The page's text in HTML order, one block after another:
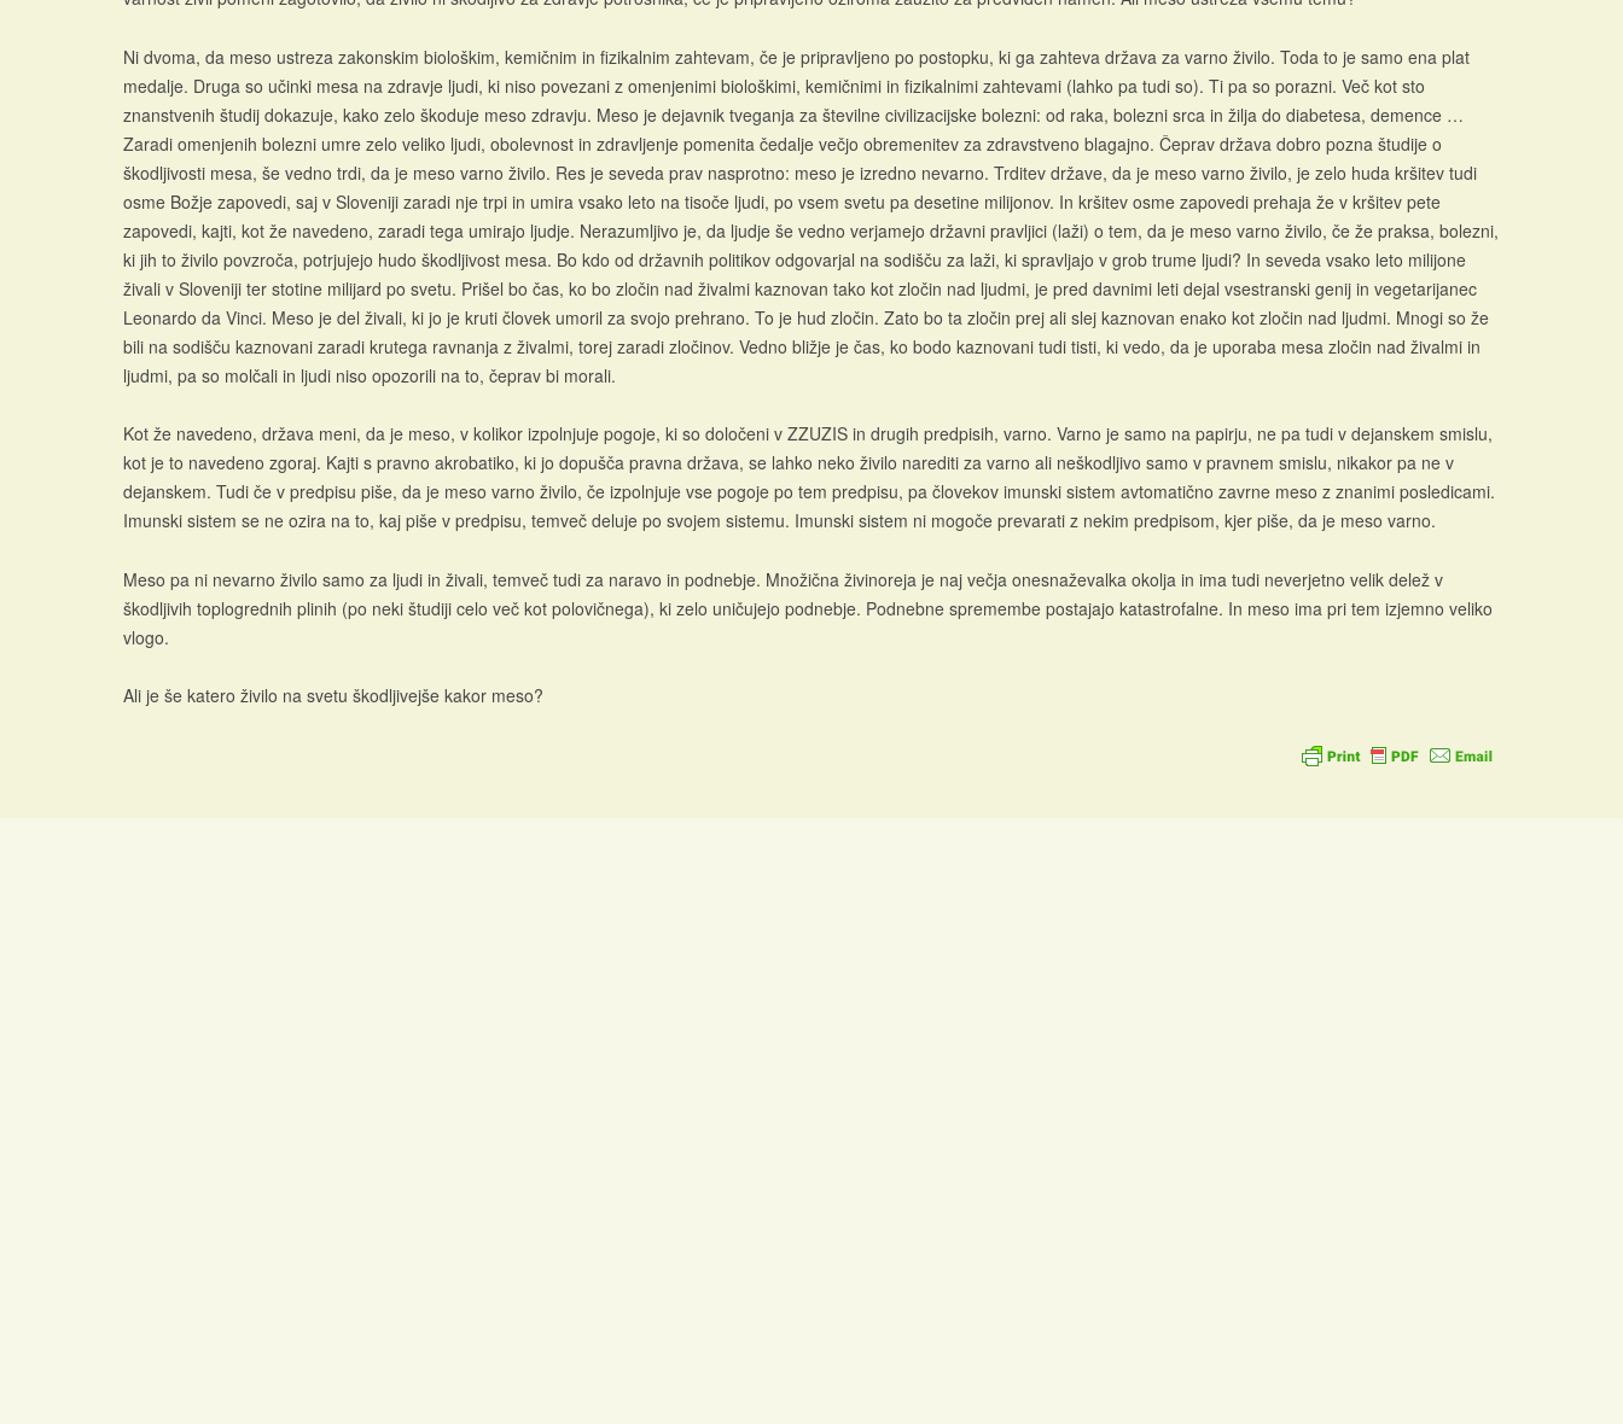
Ni dvoma, da meso ustreza zakonskim biološkim, kemičnim in fizikalnim zahtevam, če je pripravljeno po postopku, ki ga zahteva država za varno živilo. Toda to je samo ena plat
medalje. Druga so učinki mesa na zdravje ljudi, ki niso povezani z omenjenimi biološkimi, kemičnimi in fizikalnimi zahtevami (lahko pa tudi so). Ti pa so porazni. Več kot sto
znanstvenih študij dokazuje, kako zelo škoduje meso zdravju. Meso je dejavnik tveganja za številne civilizacijske bolezni: od raka, bolezni srca in žilja do diabetesa, demence …
Zaradi omenjenih bolezni umre zelo veliko ljudi, obolevnost in zdravljenje pomenita čedalje večjo obremenitev za zdravstveno blagajno. Čeprav država dobro pozna študije o
škodljivosti mesa, še vedno trdi, da je meso varno živilo. Res je seveda prav nasprotno: meso je izredno nevarno. Trditev države, da je meso varno živilo, je zelo huda kršitev tudi
osme Božje zapovedi, saj v Sloveniji zaradi nje trpi in umira vsako leto na tisoče ljudi, po vsem svetu pa desetine milijonov. In kršitev osme zapovedi prehaja že v kršitev pete
zapovedi, kajti, kot že navedeno, zaradi tega umirajo ljudje. Nerazumljivo je, da ljudje še vedno verjamejo državni pravljici (laži) o tem, da je meso varno živilo, če že praksa, bolezni,
ki jih to živilo povzroča, potrjujejo hudo škodljivost mesa. Bo kdo od državnih politikov odgovarjal na sodišču za laži, ki spravljajo v grob trume ljudi? In seveda vsako leto milijone
živali v Sloveniji ter stotine milijard po svetu. Prišel bo čas, ko bo zločin nad živalmi kaznovan tako kot zločin nad ljudmi, je pred davnimi leti dejal vsestranski genij in vegetarijanec
Leonardo da Vinci. Meso je del živali, ki jo je kruti človek umoril za svojo prehrano. To je hud zločin. Zato bo ta zločin prej ali slej kaznovan enako kot zločin nad ljudmi. Mnogi so že
bili na sodišču kaznovani zaradi krutega ravnanja z živalmi, torej zaradi zločinov. Vedno bližje je čas, ko bodo kaznovani tudi tisti, ki vedo, da je uporaba mesa zločin nad živalmi in
ljudmi, pa so molčali in ljudi niso opozorili na to, čeprav bi morali.
Kot že navedeno, država meni, da je meso, v kolikor izpolnjuje pogoje, ki so določeni v ZZUZIS in drugih predpisih, varno. Varno je samo na papirju, ne pa tudi v dejanskem smislu,
kot je to navedeno zgoraj. Kajti s pravno akrobatiko, ki jo dopušča pravna država, se lahko neko živilo narediti za varno ali neškodljivo samo v pravnem smislu, nikakor pa ne v
dejanskem. Tudi če v predpisu piše, da je meso varno živilo, če izpolnjuje vse pogoje po tem predpisu, pa človekov imunski sistem avtomatično zavrne meso z znanimi posledicami.
Imunski sistem se ne ozira na to, kaj piše v predpisu, temveč deluje po svojem sistemu. Imunski sistem ni mogoče prevarati z nekim predpisom, kjer piše, da je meso varno.
Meso pa ni nevarno živilo samo za ljudi in živali, temveč tudi za naravo in podnebje. Množična živinoreja je naj večja onesnaževalka okolja in ima tudi neverjetno velik delež v
škodljivih toplogrednih plinih (po neki študiji celo več kot polovičnega), ki zelo uničujejo podnebje. Podnebne spremembe postajajo katastrofalne. In meso ima pri tem izjemno veliko
vlogo.
Ali je še katero živilo na svetu škodljivejše kakor meso?